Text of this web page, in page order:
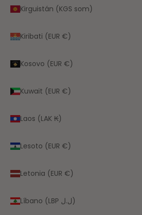
Kirguistán (KGS som)
Kiribati (EUR €)
Kosovo (EUR €)
Kuwait (EUR €)
Laos (LAK ₭)
Lesoto (EUR €)
Letonia (EUR €)
Líbano (LBP ل.ل)